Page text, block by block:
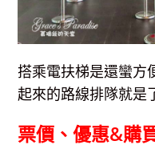
搭乘電扶梯是還蠻方
起來的路線排隊就是
票價、優惠&購